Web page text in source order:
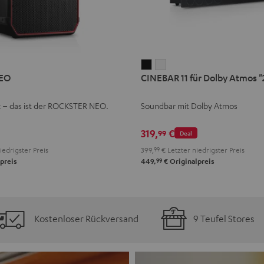
– das ist der ROCKSTER NEO.
Preis
11
Dolby
"2.1-
Set"
Schwarz
11
Dolby
"2.1-
Set"
Weiß
CINEBAR 11 für Dolby Atmos
Soundbar mit Dolby Atmos
Deal
319,99 €
399, 99 € Letzter niedrigster Preis
449,99 € Originalpreis
Kostenloser Rückversand 9 Teufel Stores